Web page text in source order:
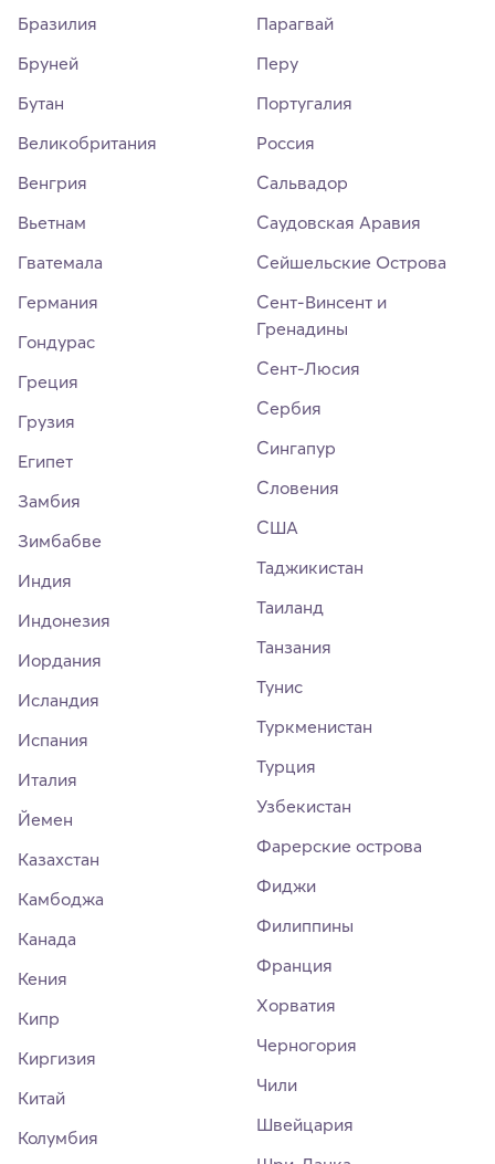
Бразилия
Бруней
Бутан
Великобритания
Венгрия
Вьетнам
Гватемала
Германия
Гондурас
Греция
Грузия
Египет
Замбия
Зимбабве
Индия
Индонезия
Иордания
Исландия
Испания
Италия
Йемен
Казахстан
Камбоджа
Канада
Кения
Кипр
Киргизия
Китай
Колумбия
Парагвай
Перу
Португалия
Россия
Сальвадор
Саудовская Аравия
Сейшельские Острова
Сент-Винсент и
Гренадины
Сент-Люсия
Сербия
Сингапур
Словения
США
Таджикистан
Таиланд
Танзания
Тунис
Туркменистан
Турция
Узбекистан
Фарерские острова
Фиджи
Филиппины
Франция
Хорватия
Черногория
Чили
Швейцария